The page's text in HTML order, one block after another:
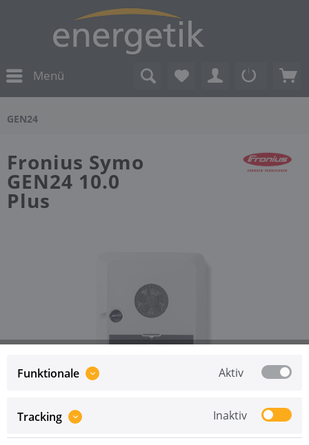
Menü
GEN24
Fronius Symo
GEN24 10.0
Plus
Preise sind erst nach erfolgreicher Registrierung
als
Geschäftskunde sichtbar.
Funktionale Aktiv
Tracking Inaktiv